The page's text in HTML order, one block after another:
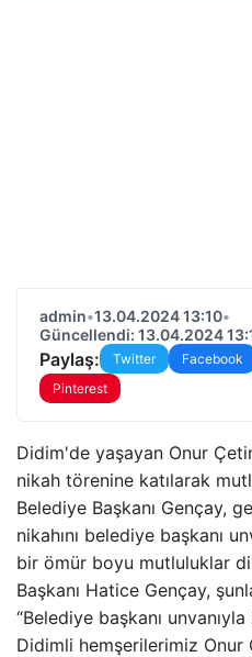
admin•13.04.2024 13:10•
Güncellendi: 13.04.2024
Paylaş: Twitter Facebook
Pinterest
Didim'de yaşayan Onur
nikah törenine katılarak
Belediye Başkanı Gençay,
nikahını belediye başkanı
bir ömür boyu mutluluklar
Başkanı Hatice Gençay,
“Belediye başkanı
Didimli hemşerilerimiz Onur